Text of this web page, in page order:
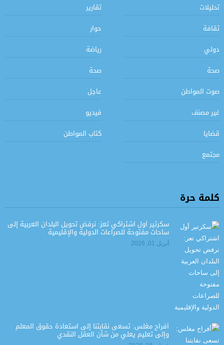
تحليلات
تقارير
ثقافة
حوار
دولي
رياضة
صحة
صحة
صوت المواطن
عاجل
غير مصنف
فيديو
قضايا
كتاب المواطن
مجتمع
كلمة حرة
سكرتير أول اشتراكي تعز: نرفض تحويل البلدان العربية إلى
ساحات مفتوحة للصراعات الدولية والإقليمية
أبريل 01, 2026
أفراح مغلس: تسعى نقابتنا إلى استعادة حقوق المعلم
وإلى تعليم يعلي من شأن العقل النقدي